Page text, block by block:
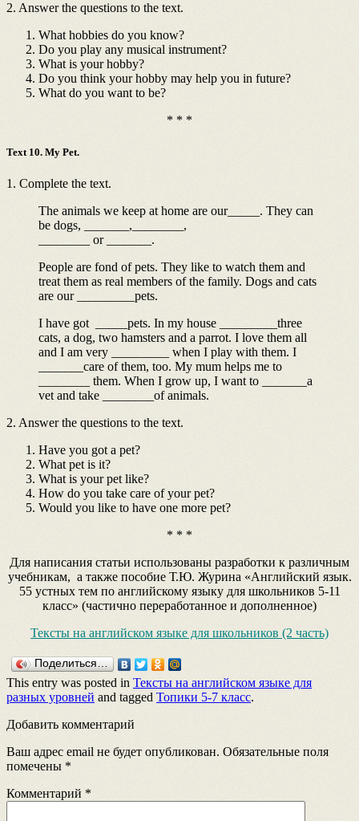
2. Answer the questions to the text.
What hobbies do you know?
Do you play any musical instrument?
What is your hobby?
Do you think your hobby may help you in future?
What do you want to be?
* * *
Text 10. My Pet.
1. Complete the text.
The animals we keep at home are our_____. They can
be dogs, _______,________,
________ or _______.
People are fond of pets. They like to watch them and
treat them as real members of the family. Dogs and cats
are our _________pets.
I have got _____pets. In my house _________three
cats, a dog, two hamsters and a parrot. I love them all
and I am very _________ when I play with them. I
_______care of them, too. My mum helps me to
________ them. When I grow up, I want to _______a
vet and take ________of animals.
2. Answer the questions to the text.
Have you got a pet?
What pet is it?
What is your pet like?
How do you take care of your pet?
Would you like to have one more pet?
* * *
Для написания статьи использованы разработки к различным
учебникам, а также пособие Т.Ю. Журина «Английский язык.
55 устных тем по английскому языку для школьников 5-11
класс» (частично переработанное и дополненное)
Тексты на английском языке для школьников (2 часть)
Поделиться…
This entry was posted in Тексты на английском языке для
разных уровней and tagged Топики 5-7 класс.
Добавить комментарий
Ваш адрес email не будет опубликован. Обязательные поля
помечены *
Комментарий *